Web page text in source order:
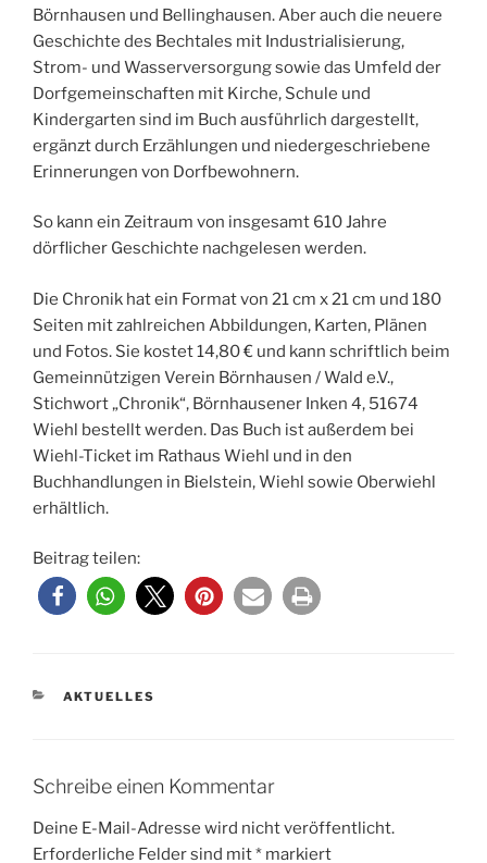
Börnhausen und Bellinghausen. Aber auch die neuere
Geschichte des Bechtales mit Industrialisierung,
Strom- und Wasserversorgung sowie das Umfeld der
Dorfgemeinschaften mit Kirche, Schule und
Kindergarten sind im Buch ausführlich dargestellt,
ergänzt durch Erzählungen und niedergeschriebene
Erinnerungen von Dorfbewohnern.
So kann ein Zeitraum von insgesamt 610 Jahre
dörflicher Geschichte nachgelesen werden.
Die Chronik hat ein Format von 21 cm x 21 cm und 180
Seiten mit zahlreichen Abbildungen, Karten, Plänen
und Fotos. Sie kostet 14,80 € und kann schriftlich beim
Gemeinnützigen Verein Börnhausen / Wald e.V.,
Stichwort „Chronik“, Börnhausener Inken 4, 51674
Wiehl bestellt werden. Das Buch ist außerdem bei
Wiehl-Ticket im Rathaus Wiehl und in den
Buchhandlungen in Bielstein, Wiehl sowie Oberwiehl
erhältlich.
Beitrag teilen:
KATEGORIEN
AKTUELLES
Schreibe einen Kommentar
Deine E-Mail-Adresse wird nicht veröffentlicht.
Erforderliche Felder sind mit* markiert